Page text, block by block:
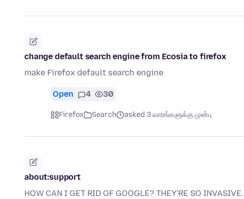
change default search engine from Ecosia to firefox
make Firefox default search engine
Open 4 30
Firefox Search asked 3 வாரங்களுக்கு முன்பு
about:support
HOW CAN I GET RID OF GOOGLE? THEY'RE SO